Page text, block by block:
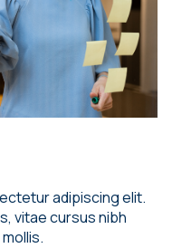
adipiscing elit.
vitae cursus nibh